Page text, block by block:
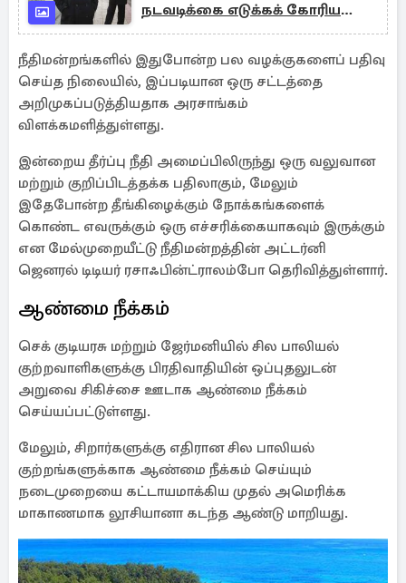
நடவடிக்கை எடுக்கக் கோரிய
பெண்
நீதிமன்றங்களில் இதுபோன்ற பல வழக்குகளைப் பதிவு
செய்த நிலையில், இப்படியான ஒரு சட்டத்தை
அறிமுகப்படுத்தியதாக அரசாங்கம்
விளக்கமளித்துள்ளது.
இன்றைய தீர்ப்பு நீதி அமைப்பிலிருந்து ஒரு வலுவான
மற்றும் குறிப்பிடத்தக்க பதிலாகும், மேலும்
இதேபோன்ற தீங்கிழைக்கும் நோக்கங்களைக்
கொண்ட எவருக்கும் ஒரு எச்சரிக்கையாகவும் இருக்கும்
என மேல்முறையீட்டு நீதிமன்றத்தின் அட்டர்னி
ஜெனரல் டிடியர் ரசாஃபின்ட்ராலம்போ தெரிவித்துள்ளார்.
ஆண்மை நீக்கம்
செக் குடியரசு மற்றும் ஜேர்மனியில் சில பாலியல்
குற்றவாளிகளுக்கு பிரதிவாதியின் ஒப்புதலுடன்
அறுவை சிகிச்சை ஊடாக ஆண்மை நீக்கம்
செய்யப்பட்டுள்ளது.
மேலும், சிறார்களுக்கு எதிரான சில பாலியல்
குற்றங்களுக்காக ஆண்மை நீக்கம் செய்யும்
நடைமுறையை கட்டாயமாக்கிய முதல் அமெரிக்க
மாகாணமாக லூசியானா கடந்த ஆண்டு மாறியது.